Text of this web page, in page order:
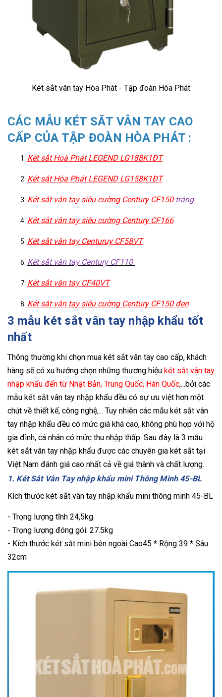
Két sắt vân tay Hòa Phát - Tập đoàn Hòa Phát
CÁC MẪU KÉT SĂT VÂN TAY CAO
CẤP CỦA TẬP ĐOÀN HÒA PHÁT :
Két sắt Hoà Phát LEGEND LG188K1ĐT
Két sắt Hòa Phát LEGEND LG158K1ĐT
Két sắt vân tay siêu cường Century CF150trắng
Két sắt vân tay siêu cường Century CF166
Két sắt vân tay Centuruy CF58VT
Két sắt vân tay Century CF110
Két sắt vân tay CF40VT
Két sắt vân tay siêu cường Century CF150 đen
3 mẫu két sắt vân tay nhập khẩu tốt
nhất
Thông thường khi chọn mua két sắt vân tay cao cấp, khách
hàng sẽ có xu hướng chọn những thương hiệu két sắt vân tay
nhập khẩu đến từ Nhật Bản, Trung Quốc, Hàn Quốc,...bởi các
mẫu két sắt vân tay nhập khẩu đều có sự ưu việt hơn một
chút về thiết kế, công nghệ,... Tuy nhiên các mẫu két sắt vân
tay nhập khẩu đều có mức giá khá cao, không phù hợp với hộ
gia đình, cá nhân có mức thu nhập thấp. Sau đây là 3 mẫu
két sắt vân tay nhập khẩu được các chuyên gia két sắt tại
Việt Nam đánh giá cao nhất cả về giá thành và chất lượng.
1. Két Sắt Vân Tay nhập khẩu mini Thông Minh 45-BL
Kích thước két sắt vân tay nhập khẩu mini thông minh 45-BL
- Trọng lượng tĩnh 24,5kg
- Trọng lượng đóng gói: 27.5kg
- Kích thước két sắt mini bên ngoài Cao45 * Rộng 39 * Sâu
32cm